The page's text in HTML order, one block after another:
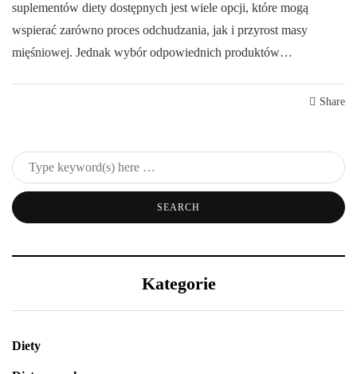
suplementów diety dostępnych jest wiele opcji, które mogą
wspierać zarówno proces odchudzania, jak i przyrost masy
mięśniowej. Jednak wybór odpowiednich produktów…
Share
Kategorie
Diety